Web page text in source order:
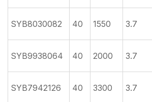
SYB8030082 40 1550 3.7
SYB9938064 40 2000 3.7
SYB7942126 40 3300 3.7